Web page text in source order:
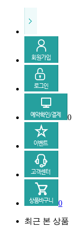
0
0
최근 본 상품